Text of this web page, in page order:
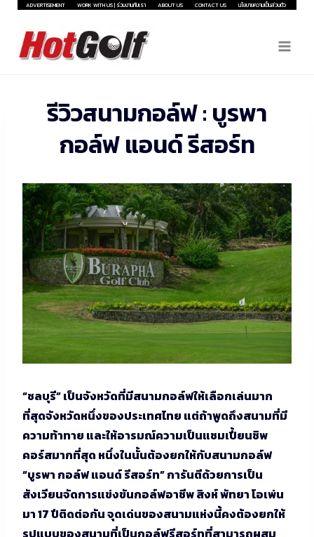
Skip
content
ADVERTISEMENT WORK WITH US | ร่วมงานกับเรา ABOUT US CONTACT US นโยบายความเป็นส่วนตัว
รีวิวสนามกอล์ฟ : บูรพา
กอล์ฟ แอนด์ รีสอร์ท
“ชลบุรี” เป็นจังหวัดที่มีสนามกอล์ฟให้เลือกเล่นมาก
ที่สุดจังหวัดหนึ่งของประเทศไทย แต่ถ้าพูดถึงสนามที่มี
ความท้าทาย และให้อารมณ์ความเป็นแชมเปี้ยนชิพ
คอร์สมากที่สุด หนึ่งในนั้นต้องยกให้กับสนามกอล์ฟ
“บูรพา กอล์ฟ แอนด์ รีสอร์ท” การันตีด้วยการเป็น
สังเวียนจัดการแข่งขันกอล์ฟอาชีพ สิงห์ พัทยา โอเพ่น
มา 17 ปีติดต่อกัน จุดเด่นของสนามแห่งนี้คงต้องยกให้